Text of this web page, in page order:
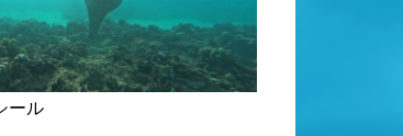
ール